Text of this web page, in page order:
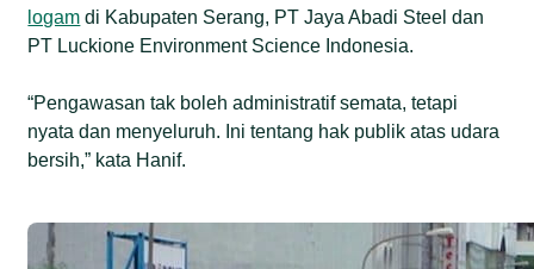
logam di Kabupaten Serang, PT Jaya Abadi Steel dan
PT Luckione Environment Science Indonesia.
“Pengawasan tak boleh administratif semata, tetapi
nyata dan menyeluruh. Ini tentang hak publik atas udara
bersih,” kata Hanif.